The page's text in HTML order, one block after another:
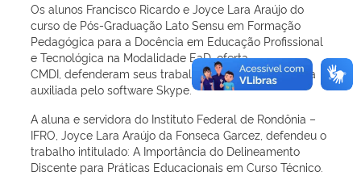
Os alunos Francisco Ricardo e Joyce Lara Araújo do
curso de Pós-Graduação Lato Sensu em Formação
Pedagógica para a Docência em Educação Profissional
e Tecnológica na Modalidade EaD, oferta
CMDI, defenderam seus trabalhos via webconferência
auxiliada pelo software Skype.
A aluna e servidora do Instituto Federal de Rondônia –
IFRO, Joyce Lara Araújo da Fonseca Garcez, defendeu o
trabalho intitulado: A Importância do Delineamento
Discente para Práticas Educacionais em Curso Técnico.